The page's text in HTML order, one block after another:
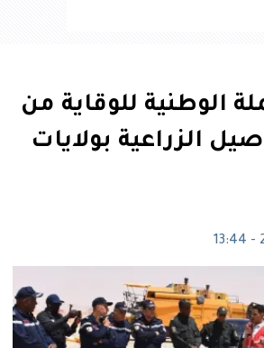
الوطنية للوقاية من
الزراعية بولايات